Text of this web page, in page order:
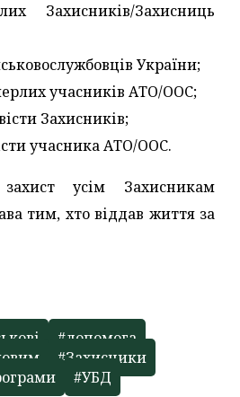
Захисників/Захисниць
України;
учасників АТО/ООС;
Захисників;
учасника АТО/ООС.
усім Захисникам
тим, хто віддав життя за
#допомога
#Захисники
#УБД